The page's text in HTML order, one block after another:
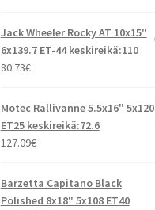
Jack Wheeler Rocky AT 10x15"
6x139.7 ET-44 keskireikä:110
80.73€
Motec Rallivanne 5.5x16" 5x120
ET25 keskireikä:72.6
127.09€
Barzetta Capitano Black
Polished 8x18" 5x108 ET40